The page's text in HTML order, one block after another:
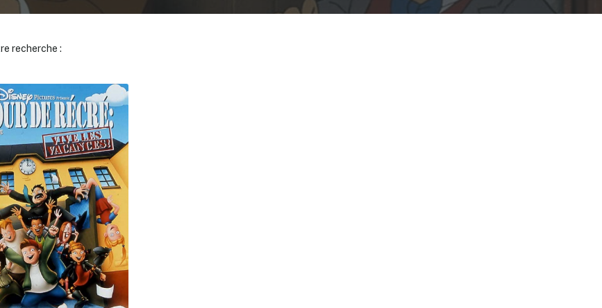
recherche :